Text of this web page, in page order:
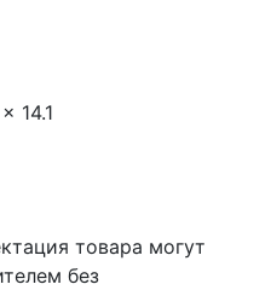
14.1
товара могут
без